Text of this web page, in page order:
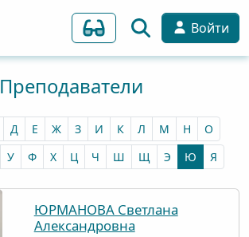
Войти
Преподаватели
Д Е Ж З И К Л М Н
О
У Ф Х Ц Ч Ш Щ Э Ю Я
ЮРМАНОВА Светлана
Александровна